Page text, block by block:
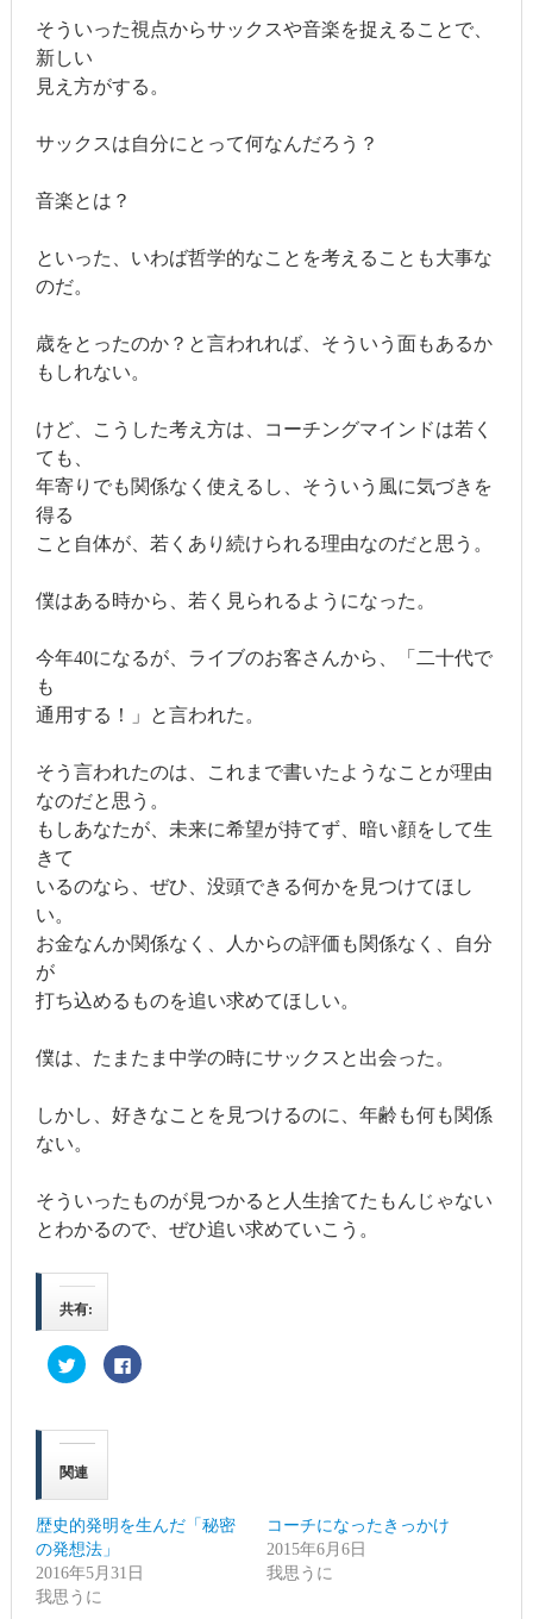
そういった視点からサックスや音楽を捉えることで、
新しい
見え方がする。
サックスは自分にとって何なんだろう？
音楽とは？
といった、いわば哲学的なことを考えることも大事な
のだ。
歳をとったのか？と言われれば、そういう面もあるか
もしれない。
けど、こうした考え方は、コーチングマインドは若く
ても、
年寄りでも関係なく使えるし、そういう風に気づきを
得る
こと自体が、若くあり続けられる理由なのだと思う。
僕はある時から、若く見られるようになった。
今年40になるが、ライブのお客さんから、「二十代で
も
通用する！」と言われた。
そう言われたのは、これまで書いたようなことが理由
なのだと思う。
もしあなたが、未来に希望が持てず、暗い顔をして生
きて
いるのなら、ぜひ、没頭できる何かを見つけてほし
い。
お金なんか関係なく、人からの評価も関係なく、自分
が
打ち込めるものを追い求めてほしい。
僕は、たまたま中学の時にサックスと出会った。
しかし、好きなことを見つけるのに、年齢も何も関係
ない。
そういったものが見つかると人生捨てたもんじゃない
とわかるので、ぜひ追い求めていこう。
共有:
ク
リ
て
Twitter
で
共
(新
し
い
ウ
ィ
ン
ド
ウ
Facebook
で
ク
し
だ
関連
歴史的発明を生んだ「秘密
の発想法」
2016年5月31日
我思うに
コーチになったきっかけ
2015年6月6日
我思うに